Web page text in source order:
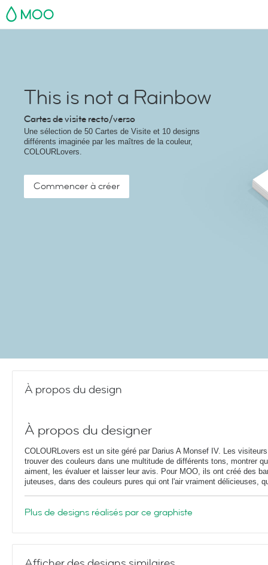
MOO
This is not a Rainbow
Cartes de visite recto/verso
Une sélection de 50 Cartes de Visite et 10 designs
différents imaginée par les maîtres de la couleur,
COLOURLovers.
Commencer à créer
À propos du design
À propos du designer
COLOURLovers est un site géré par Darius A Monsef IV. Les
trouver des couleurs dans une multitude de différents tons, montrer
aiment, les évaluer et laisser leur avis. Pour MOO, ils ont créé des
juteuses, dans des couleurs pures qui ont l'air vraiment délicieuses,
Plus de designs réalisés par ce graphiste